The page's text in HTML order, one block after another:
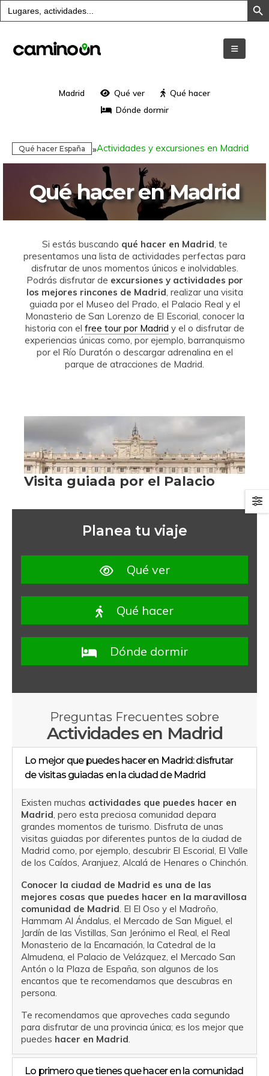
Buscar:
Madrid Qué ver
Qué hacer
Dónde dormir
Qué hacer España »Actividades y excursiones en Madrid
Qué hacer en Madrid
Si estás buscando qué hacer en Madrid, te
presentamos una lista de actividades perfectas para
disfrutar de unos momentos únicos e inolvidables.
Podrás disfrutar de excursiones y actividades por
los mejores rincones de Madrid, realizar una visita
guiada por el Museo del Prado, el Palacio Real y el
Monasterio de San Lorenzo de El Escorial, conocer la
historia con el free tour por Madrid y el o disfrutar de
experiencias únicas como, por ejemplo, barranquismo
por el Río Duratón o descargar adrenalina en el
parque de atracciones de Madrid.
Planea tu viaje
Qué ver
Qué hacer
Dónde dormir
Preguntas Frecuentes sobre
Actividades en Madrid
Lo mejor que puedes hacer en Madrid: disfrutar
de visitas guiadas en la ciudad de Madrid
Existen muchas actividades que puedes hacer en
Madrid , pero esta preciosa comunidad depara
grandes momentos de turismo. Disfruta de unas
visitas guiadas por diferentes puntos de la ciudad de
Madrid como, por ejemplo, descubrir El Escorial, El Valle
de los Caídos, Aranjuez, Alcalá de Henares o Chinchón.
Conocer la ciudad de Madrid es una de las
mejores cosas que puedes hacer en la maravillosa
comunidad de Madrid. El El Oso y el Madroño,
Hammam Al Ándalus, el Mercado de San Miguel, el
Jardín de las Vistillas, San Jerónimo el Real, el Real
Monasterio de la Encarnación, la Catedral de la
Almudena, el Palacio de Velázquez, el Mercado San
Antón o la Plaza de España, son algunos de los
encantos que te recomendamos que descubras en
persona.
Te recomendamos que aproveches cada segundo
para disfrutar de una provincia única; es los mejor que
puedes hacer en Madrid.
Lo primero que tienes que hacer en la comunidad